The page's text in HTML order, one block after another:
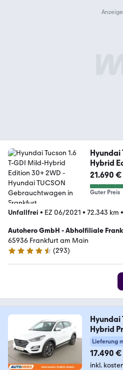
Hyundai
Hybrid
21.690 €
Guter Preis
Unfallfrei • EZ 06/2021 • 72.343 km •
Autohero GmbH - Abholfiliale
65936 Frankfurt am Main
4.6 Sterne
(293)
Hyundai
Hybrid
Lieferung
17.490 €
inkl.